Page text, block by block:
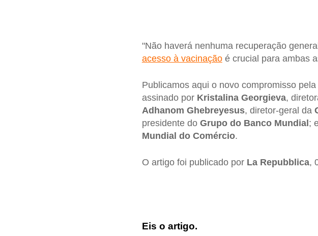
"Não haverá nenhuma recuperação
acesso à vacinaçãoé crucial para ambas
Publicamos aqui o novo compromisso
assinado por Kristalina Georgieva,
Adhanom Ghebreyesus, diretor-geral da
presidente do Grupo do Banco Mundial ;
Mundial do Comércio.
O artigo foi publicado por La Repubblica,
Eis o artigo.